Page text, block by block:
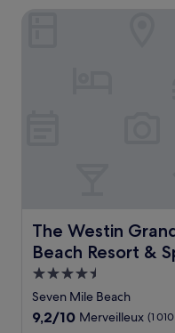
The Westin
Beach Resort &
The Westin Grand
Hébergement
4.5 étoiles
Seven Mile Beach
9.2
9,2/10 Merveilleux (1
The Westin Grand